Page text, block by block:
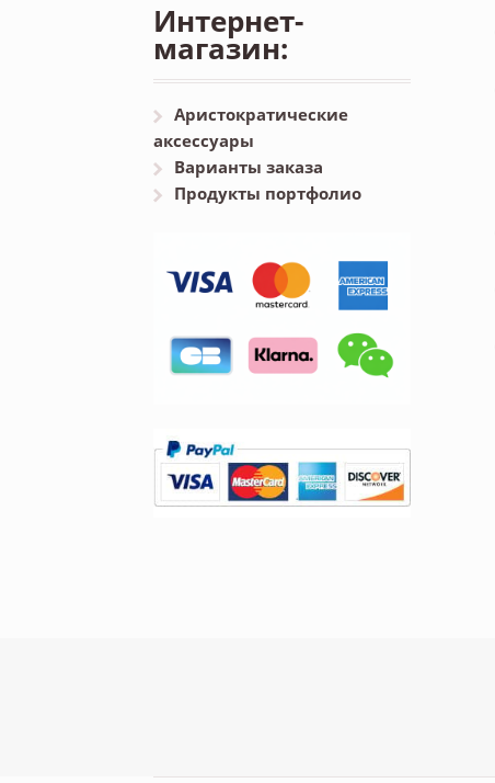
Интернет-
магазин:
Аристократические
аксессуары
Варианты заказа
Продукты портфолио